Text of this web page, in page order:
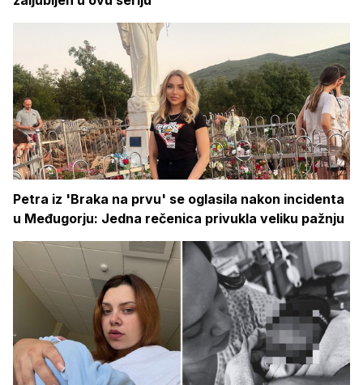
Petra iz 'Braka na prvu' se oglasila nakon incidenta
u Međugorju: Jedna rečenica privukla veliku pažnju